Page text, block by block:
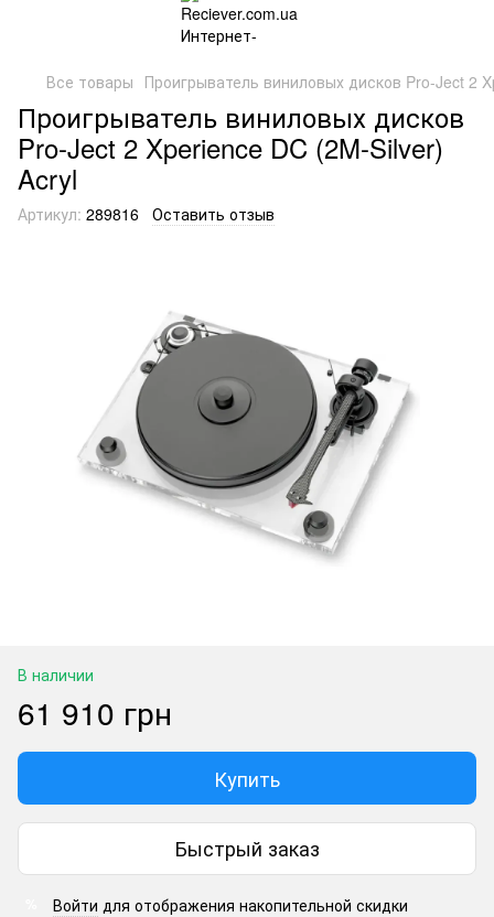
Все товары Проигрыватель виниловых дисков Pro-Ject 2
Проигрыватель виниловых дисков
Pro-Ject 2 Xperience DC (2M-Silver)
Acryl
Артикул: 289816 Оставить отзыв
В наличии
61 910 грн
Купить
Быстрый заказ
Войти для отображения накопительной скидки